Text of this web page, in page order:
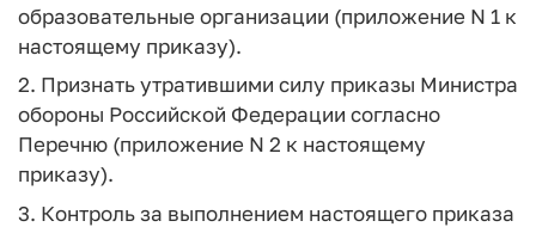
образовательные организации (приложение N 1 к
настоящему приказу).
2. Признать утратившими силу приказы Министра
обороны Российской Федерации согласно
Перечню (приложение N 2 к настоящему
приказу).
3. Контроль за выполнением настоящего приказа